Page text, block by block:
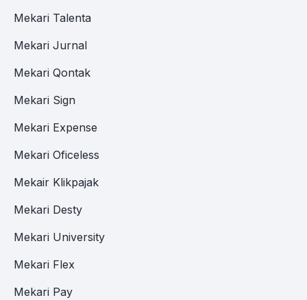
Mekari Talenta
Mekari Jurnal
Mekari Qontak
Mekari Sign
Mekari Expense
Mekari Oficeless
Mekair Klikpajak
Mekari Desty
Mekari University
Mekari Flex
Mekari Pay